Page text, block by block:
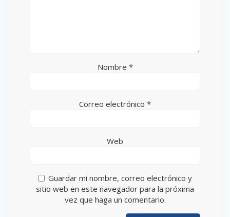
Nombre *
Correo electrónico *
Web
Guardar mi nombre, correo electrónico y
sitio web en este navegador para la próxima
vez que haga un comentario.